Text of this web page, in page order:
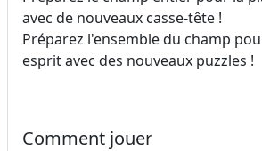
avec de nouveaux casse-tête !
Préparez l'ensemble du champ
esprit avec des nouveaux puzzles !
Comment jouer